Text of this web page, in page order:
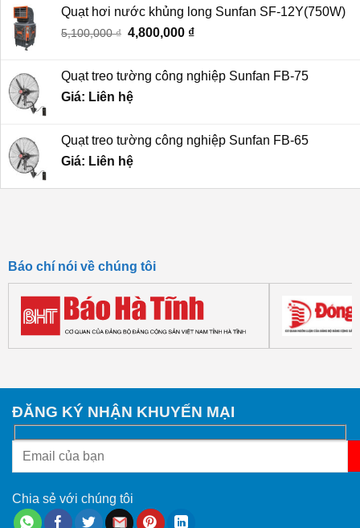
6,800,000 ₫.là:
Quạt hơi nước khủng long Sunfan SF-12Y(750W)
5,100,000₫ Giá
5,100,000 ₫.
4,800,000 ₫
là:
Quạt treo tường công nghiệp Sunfan FB-75
Giá: Liên hệ
Quạt treo tường công nghiệp Sunfan FB-65
Giá: Liên hệ
Báo chí nói về chúng tôi
ĐĂNG KÝ NHẬN KHUYẾN MẠI
Chia sẻ với chúng tôi